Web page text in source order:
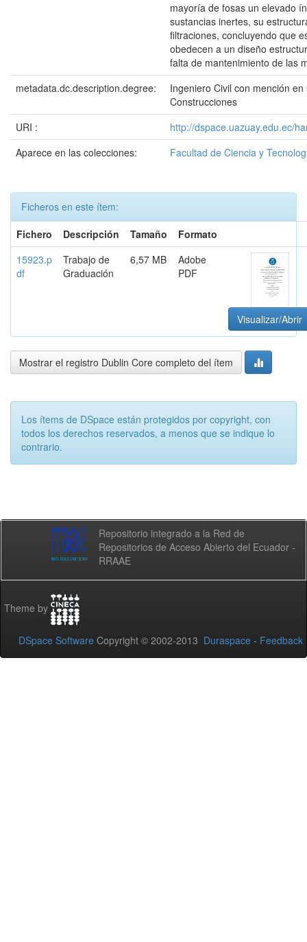
mayoría de fosas un elevado
sustancias inertes, su
filtraciones, concluyendo que
obedecen a un diseño
falta de mantenimiento de las
metadata.dc.description.degree:
Ingeniero Civil con mención
Construcciones
URI :
http://dspace.uazuay.edu.ec/
Aparece en las colecciones:
Facultad de Ciencia y
Ficheros en este ítem:
Fichero
Descripción Tamaño
Formato
15923.p
df
Trabajo de
Graduación
6,57 MB
Adobe
PDF
Visualizar/Abrir
Mostrar el registro Dublin Core completo del ítem
Los ítems de DSpace están protegidos por copyright, con
todos los derechos reservados, a menos que se indique lo
contrario.
Repositorio integrado a la Red de
Repositorios de Acceso Abierto del Ecuador -
RRAAE
Theme by
DSpace Software Copyright © 2002-2013 Duraspace - Feedback